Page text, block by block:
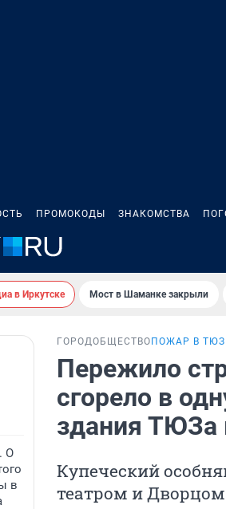
ПРОМОКОДЫ ЗНАКОМСТВА
в Иркутске Мост в Шаманке закрыли
О
в
ГОРОДОБЩЕСТВО ПОЖАР В
Пережило
сгорело в
здания ТЮЗа
Купеческий
театром и Дворцом